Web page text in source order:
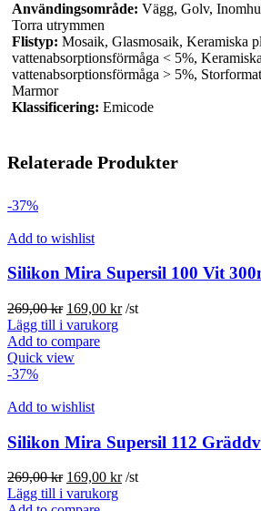
Användingsområde: Vägg, Golv,
Torra utrymmen
Flistyp: Mosaik, Glasmosaik, Keramiska
vattenabsorptionsförmåga < 5%,
vattenabsorptionsförmåga > 5%,
Marmor
Klassificering: Emicode
Relaterade Produkter
-37%
Add to wishlist
Silikon Mira Supersil 100 Vit
269,00kr Det
ursprungliga
priset
var:
169,00 krDet
/st
Lägg till i varukorg
Add to compare
Quick view
-37%
Add to wishlist
Silikon Mira Supersil 112
269,00kr Det
ursprungliga
169,00 krDet
/st
Lägg till i varukorg